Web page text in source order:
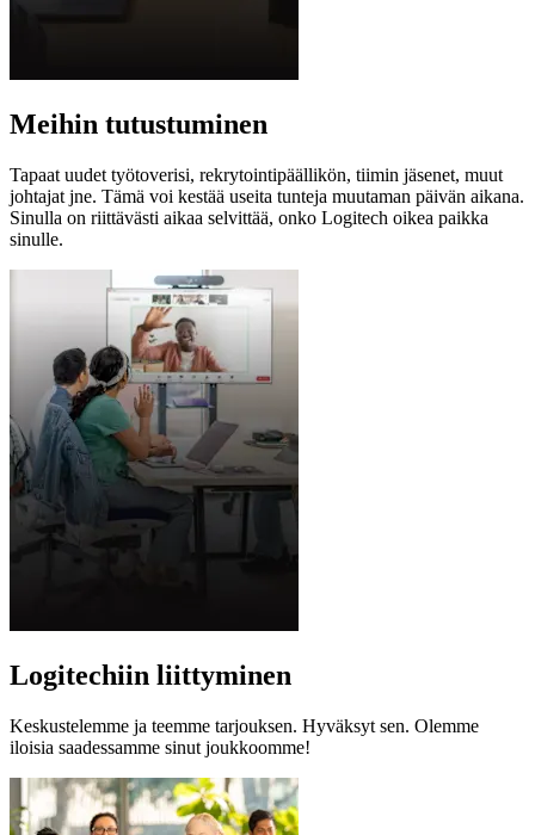
Meihin tutustuminen
Tapaat uudet työtoverisi, rekrytointipäällikön, tiimin jäsenet, muut
johtajat jne. Tämä voi kestää useita tunteja muutaman päivän aikana.
Sinulla on riittävästi aikaa selvittää, onko Logitech oikea paikka
sinulle.
Logitechiin liittyminen
Keskustelemme ja teemme tarjouksen. Hyväksyt sen. Olemme
iloisia saadessamme sinut joukkoomme!